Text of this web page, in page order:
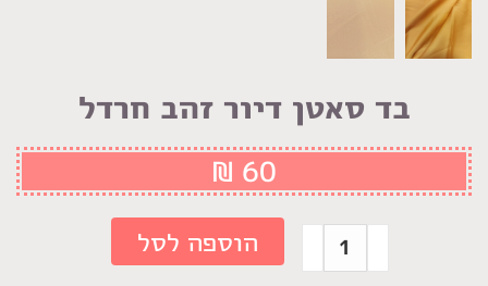
בד סאטן דיור זהב חרדל
₪ 60
כמות
של
הוספה לסל